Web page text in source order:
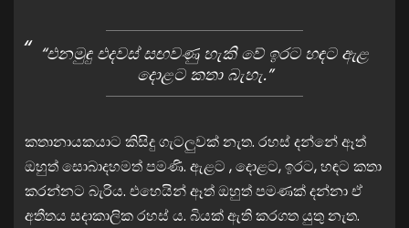
“එනමුඳු එදවස් සඟවණු හැකි වේ ඉරට හඳට ඇළ
දොළට කතා බැහැ.”
කතානායකයාට කිසිදු ගැටලුවක් නැත. රහස් දන්නේ ඈත්
ඔහුත් සොබාදහමත් පමණි. ඇළට , දොළට, ඉරට, හඳට කතා
කරන්නට බැරිය. එහෙයින් ඈත් ඔහුත් පමණක් දන්නා ඒ
අතීතය සදාකාලික රහස් ය. බියක් ඇති කරගත යුතු නැත.